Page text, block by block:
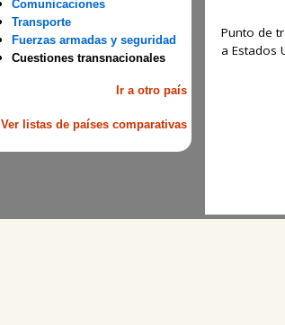
Comunicaciones
Transporte
Fuerzas armadas y seguridad
Cuestiones transnacionales
Ir a otro país
Ver listas de países comparativas
Punto de
a Estados